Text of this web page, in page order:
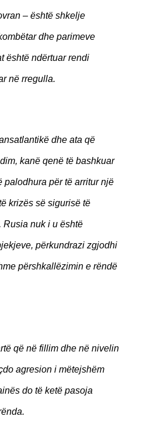
– është shkelje
dhe parimeve
është ndërtuar rendi
në rregulla.
dhe ata që
kanë qenë të bashkuar
palodhura për të arritur një
krizës së sigurisë të
Rusia nuk i u është
përkundrazi zgjodhi
përshkallëzimin e rëndë
që në fillim dhe në nivelin
agresion i mëtejshëm
do të ketë pasoja